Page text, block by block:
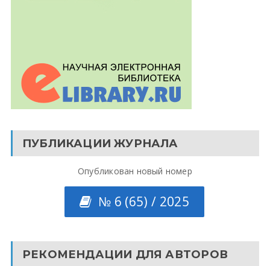
ПУБЛИКАЦИИ ЖУРНАЛА
Опубликован новый номер
№ 6 (65) / 2025
РЕКОМЕНДАЦИИ ДЛЯ АВТОРОВ